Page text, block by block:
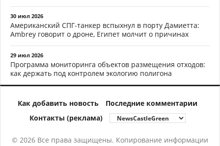
30 июл 2026
Американский СПГ-танкер вспыхнул в порту Дамиетта:
Ambrey говорит о дроне, Египет молчит о причинах
29 июл 2026
Программа мониторинга объектов размещения отходов:
как держать под контролем экологию полигона
Как добавить новость
Последние комментарии
Контакты (реклама)
© 2026 Все права защищены. Копирование информации